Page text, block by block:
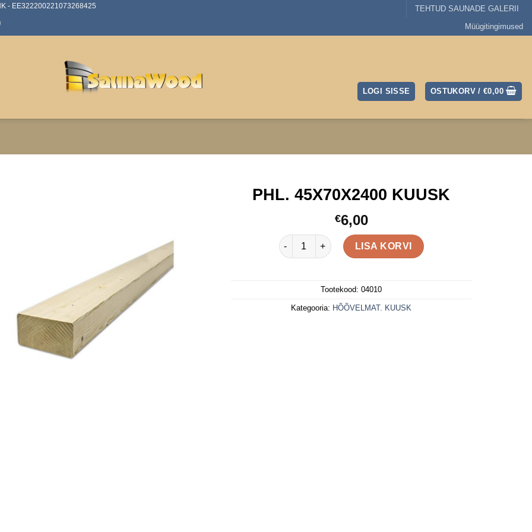
- EE322200221073268425
TEHTUD SAUNADE GALERII
Müügitingimused
LOGI SISSE OSTUKORV /€0,00
PHL. 45X70X2400 KUUSK
€6,00
PHL. 45X70X2400 KUUSK kogus
LISA KORVI
Tootekood:04010
Kategooria: HÕÕVELMAT. KUUSK